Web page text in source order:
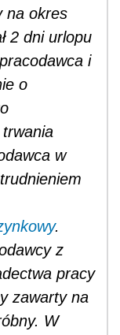
na okres
2 dni urlopu
i
o
w
.
z
pracy
zawarty na
W